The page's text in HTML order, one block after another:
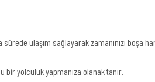
ulaşım sağlayarak zamanınızı boşa
yolculuk yapmanıza olanak tanır.